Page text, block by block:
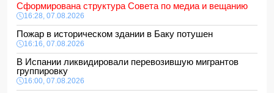
Сформирована структура Совета по медиа и вещанию
16:28, 07.08.2026
Пожар в историческом здании в Баку потушен
16:16, 07.08.2026
В Испании ликвидировали перевозившую мигрантов
группировку
16:00, 07.08.2026